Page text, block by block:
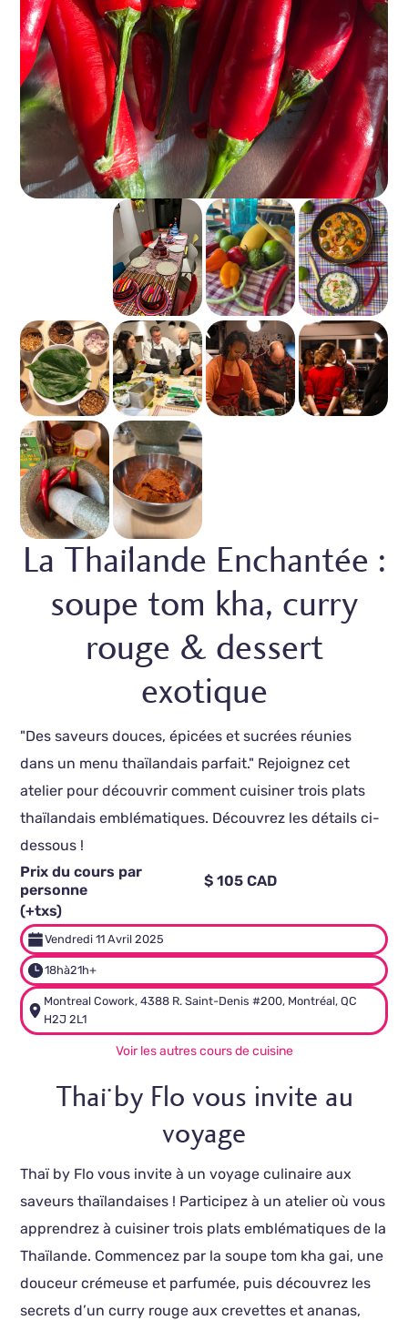
La Thaïlande Enchantée :
soupe tom kha, curry
rouge & dessert
exotique
"Des saveurs douces, épicées et sucrées réunies
dans un menu thaïlandais parfait." Rejoignez cet
atelier pour découvrir comment cuisiner trois plats
thaïlandais emblématiques. Découvrez les détails ci-
dessous !
Prix du cours par
personne
$ 105 CAD
(+txs)
Vendredi 11 Avril 2025
18hà21h+
Montreal Cowork, 4388 R. Saint-Denis #200, Montréal, QC
H2J 2L1
Voir les autres cours de cuisine
Thaï by Flo vous invite au
voyage
Thaï by Flo vous invite à un voyage culinaire aux
saveurs thaïlandaises ! Participez à un atelier où vous
apprendrez à cuisiner trois plats emblématiques de la
Thaïlande. Commencez par la soupe tom kha gai, une
douceur crémeuse et parfumée, puis découvrez les
secrets d’un curry rouge aux crevettes et ananas,